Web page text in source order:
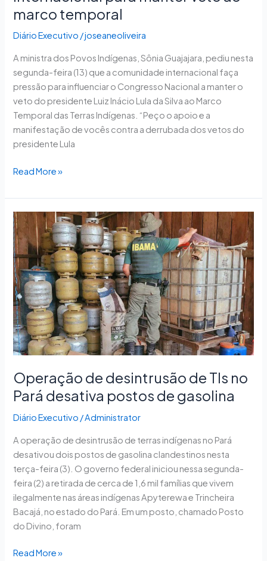
marco temporal
Diário Executivo /joseaneoliveira
A ministra dos Povos Indígenas, Sônia Guajajara, pediu nesta
segunda-feira (13) que a comunidade internacional faça
pressão para influenciar o Congresso Nacional a manter o
veto do presidente Luiz Inácio Lula da Silva ao Marco
Temporal das Terras Indígenas. “Peço o apoio e a
manifestação de vocês contra a derrubada dos vetos do
presidente Lula
Read More »
Operação de desintrusão de TIs no
Pará desativa postos de gasolina
Diário Executivo /Administrator
A operação de desintrusão de terras indígenas no Pará
desativou dois postos de gasolina clandestinos nesta
terça-feira (3). O governo federal iniciou nessa segunda-
feira (2) a retirada de cerca de 1,6 mil famílias que vivem
ilegalmente nas áreas indígenas Apyterewa e Trincheira
Bacajá, no estado do Pará. Em um posto, chamado Posto
do Divino, foram
Operação
de
desintrusão
de
TIs
no
Pará
desativa
postos
de
Read More »